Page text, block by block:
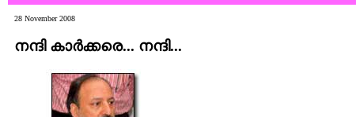
28 November 2008
നന്ദി കാര്‍ക്കരെ... നന്ദി...